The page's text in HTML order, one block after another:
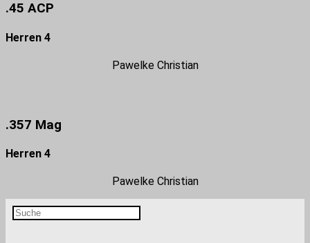
.45 ACP
Herren 4
Pawelke Christian
.357 Mag
Herren 4
Pawelke Christian